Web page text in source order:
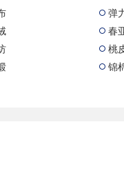
 弹
 春
 桃
 锦